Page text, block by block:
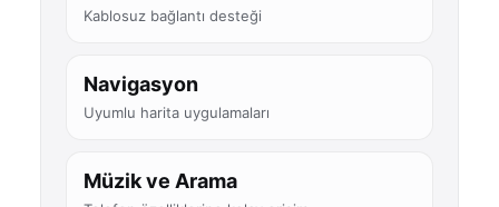
Kablosuz bağlantı desteği
Navigasyon
Uyumlu harita uygulamaları
Müzik ve Arama